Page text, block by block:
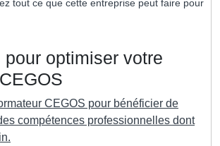
tout ce que cette entreprise peut faire pour
optimiser votre
CEGOS pour bénéficier de
compétences professionnelles dont